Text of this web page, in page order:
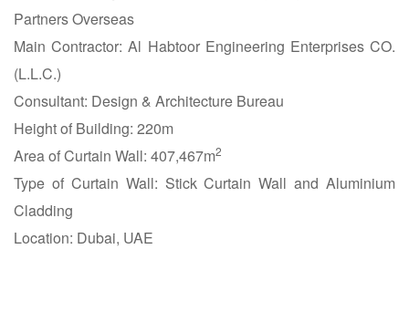
Partners Overseas
Main Contractor: Al Habtoor Engineering Enterprises CO.
(L.L.C.)
Consultant: Design & Architecture Bureau
Height of Building: 220m
Area of Curtain Wall: 407,467m2
Type of Curtain Wall: Stick Curtain Wall and Aluminium
Cladding
Location: Dubai, UAE